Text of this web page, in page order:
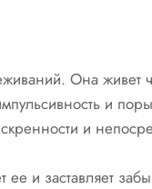
Она живет
и
и
и заставляет